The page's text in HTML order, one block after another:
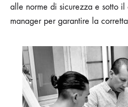
alle norme di sicurezza e sotto
manager per garantire la